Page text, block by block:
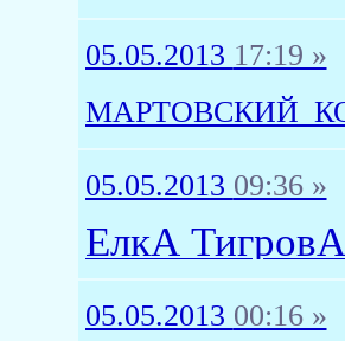
05.05.2013 17:19 »
05.05.2013 09:36 »
ЁлкА
05.05.2013 00:16 »